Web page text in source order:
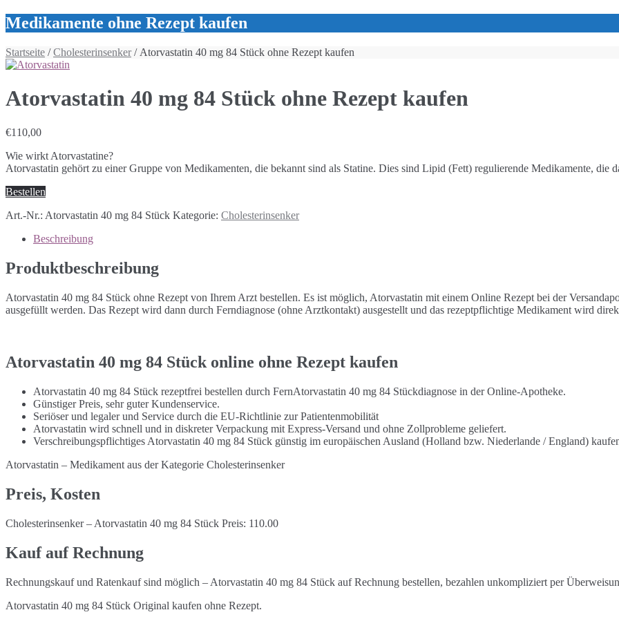
Medikamente ohne Rezept kaufen
Startseite /Cholesterinsenker/ Atorvastatin 40 mg 84 Stück ohne Rezept kaufen
Atorvastatin 40 mg 84 Stück ohne Rezept kaufen
€110,00
Wie wirkt Atorvastatine?
Atorvastatin gehört zu einer Gruppe von Medikamenten, die bekannt sind als Statine. Dies sind Lipid (Fett) regulierende Medikamente, die
Bestellen
Art.-Nr.: Atorvastatin 40 mg 84 Stück Kategorie: Cholesterinsenker
Beschreibung
Produktbeschreibung
Atorvastatin 40 mg 84 Stück ohne Rezept von Ihrem Arzt bestellen. Es ist möglich, Atorvastatin mit einem Online Rezept bei der
ausgefüllt werden. Das Rezept wird dann durch Ferndiagnose (ohne Arztkontakt) ausgestellt und das rezeptpflichtige Medikament wird
Atorvastatin 40 mg 84 Stück online ohne Rezept kaufen
Atorvastatin 40 mg 84 Stück rezeptfrei bestellen durch FernAtorvastatin 40 mg 84 Stückdiagnose in der Online-Apotheke.
Günstiger Preis, sehr guter Kundenservice.
Seriöser und legaler und Service durch die EU-Richtlinie zur Patientenmobilität
Atorvastatin wird schnell und in diskreter Verpackung mit Express-Versand und ohne Zollprobleme geliefert.
Verschreibungspflichtiges Atorvastatin 40 mg 84 Stück günstig im europäischen Ausland (Holland bzw. Niederlande / England)
Atorvastatin – Medikament aus der Kategorie Cholesterinsenker
Preis, Kosten
Cholesterinsenker – Atorvastatin 40 mg 84 Stück Preis: 110.00
Kauf auf Rechnung
Rechnungskauf und Ratenkauf sind möglich – Atorvastatin 40 mg 84 Stück auf Rechnung bestellen, bezahlen unkompliziert per
Atorvastatin 40 mg 84 Stück Original kaufen ohne Rezept.